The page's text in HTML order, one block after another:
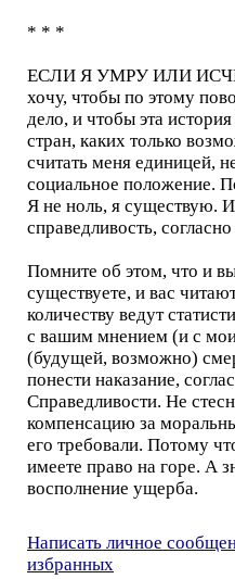
* * *
ЕСЛИ Я УМРУ ИЛИ
хочу, чтобы по этому
дело, и чтобы эта
стран, каких только
считать меня единицей,
социальное положение.
Я не ноль, я существую.
справедливость,
Помните об этом, что и
существуете, и вас
количеству ведут
с вашим мнением (и с
(будущей, возможно)
понести наказание,
Справедливости. Не
компенсацию за
его требовали. Потому
имеете право на горе. А
восполнение ущерба.
Написать личное
избранных